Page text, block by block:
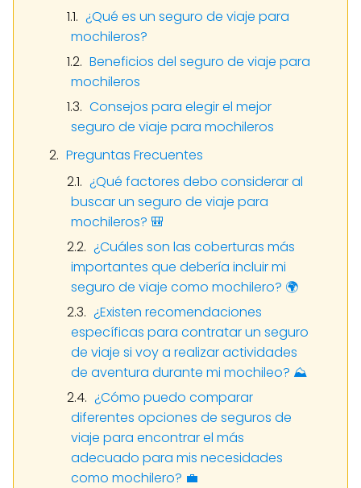
¿Qué es un seguro de viaje para
mochileros?
Beneficios del seguro de viaje para
mochileros
Consejos para elegir el mejor
seguro de viaje para mochileros
Preguntas Frecuentes
¿Qué factores debo considerar al
buscar un seguro de viaje para
mochileros? 🎒
¿Cuáles son las coberturas más
importantes que debería incluir mi
seguro de viaje como mochilero? 🌍
¿Existen recomendaciones
específicas para contratar un seguro
de viaje si voy a realizar actividades
de aventura durante mi mochileo? ⛰️
¿Cómo puedo comparar
diferentes opciones de seguros de
viaje para encontrar el más
adecuado para mis necesidades
como mochilero? 💼